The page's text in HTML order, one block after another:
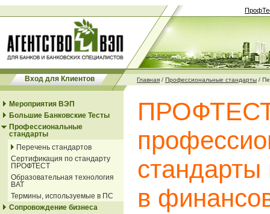
Вход для Клиентов Главная / Профессиональные стандарты /
Мероприятия ВЭП
Большие Банковские Тесты
Профессиональные
стандарты
Перечень стандартов
Сертификация по стандарту
ПРОФТЕСТ
Образовательная технология
ВАТ
Термины, используемые в ПС
Сопровождение бизнеса
в